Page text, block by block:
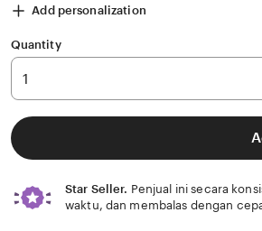
Add personalization
Quantity
Star Seller. Penjual ini secara
waktu, dan membalas dengan